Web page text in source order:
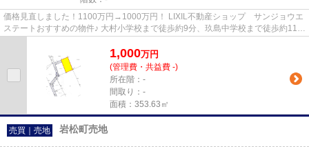
価格見直しました！1100万円→1000万円！ LIXIL不動産ショップ サンジョウエ
ステートおすすめの物件♪ 大村小学校まで徒歩約9分、玖島中学校まで徒歩約11分
1,000万円
(管理費・共益費 -)
所在階：-
間取り：-
面積：353.63㎡
売買｜売地 岩松町売地